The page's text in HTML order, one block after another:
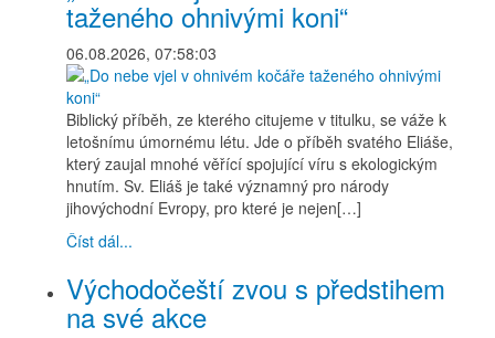
taženého ohnivými koni“
06.08.2026, 07:58:03
Biblický příběh, ze kterého citujeme v titulku, se váže k
letošnímu úmornému létu. Jde o příběh svatého Eliáše,
který zaujal mnohé věřící spojující víru s ekologickým
hnutím. Sv. Eliáš je také významný pro národy
jihovýchodní Evropy, pro které je nejen[…]
Číst dál...
Východočeští zvou s předstihem
na své akce